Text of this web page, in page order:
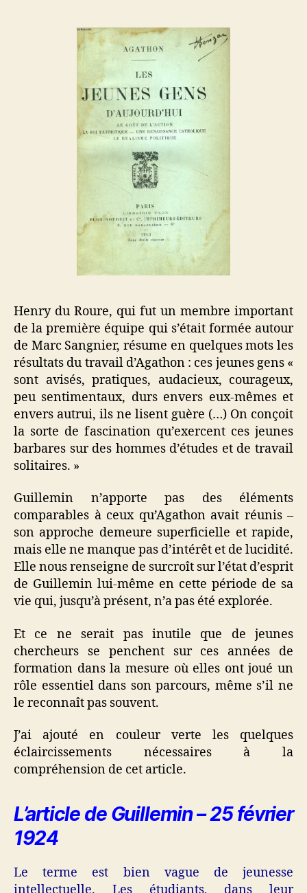
Henry du Roure, qui fut un membre important
de la première équipe qui s’était formée autour
de Marc Sangnier, résume en quelques mots les
résultats du travail d’Agathon : ces jeunes gens «
sont avisés, pratiques, audacieux, courageux,
peu sentimentaux, durs envers eux-mêmes et
envers autrui, ils ne lisent guère (…) On conçoit
la sorte de fascination qu’exercent ces jeunes
barbares sur des hommes d’études et de travail
solitaires. »
Guillemin n’apporte pas des éléments
comparables à ceux qu’Agathon avait réunis –
son approche demeure superficielle et rapide,
mais elle ne manque pas d’intérêt et de lucidité.
Elle nous renseigne de surcroît sur l’état d’esprit
de Guillemin lui-même en cette période de sa
vie qui, jusqu’à présent, n’a pas été explorée.
Et ce ne serait pas inutile que de jeunes
chercheurs se penchent sur ces années de
formation dans la mesure où elles ont joué un
rôle essentiel dans son parcours, même s’il ne
le reconnaît pas souvent.
J’ai ajouté en couleur verte les quelques
éclaircissements nécessaires à la
compréhension de cet article.
L’article de Guillemin – 25 février
1924
Le terme est bien vague de jeunesse